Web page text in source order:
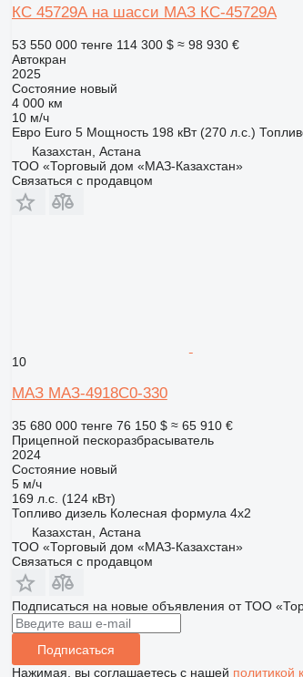
КС 45729А на шасси МАЗ КС-45729А
53 550 000 тенге 114 300 $ ≈ 98 930 €
Автокран
2025
Состояниеновый
4 000 км
10 м/ч
Евро Euro 5 Мощность 198 кВт (270 л.с.)
Казахстан, Астана
ТОО «Торговый дом «МАЗ-Казахстан»
Связаться с продавцом
10
МАЗ МАЗ-4918С0-330
35 680 000 тенге 76 150 $ ≈ 65 910 €
Прицепной пескоразбрасыватель
2024
Состояниеновый
5 м/ч
169 л.с. (124 кВт)
Топливо дизель Колесная формула 4x2
Казахстан, Астана
ТОО «Торговый дом «МАЗ-Казахстан»
Связаться с продавцом
Подписаться на новые объявления от ТОО
Подписаться
Нажимая, вы соглашаетесь с нашей политикой